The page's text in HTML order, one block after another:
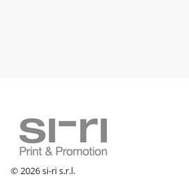
© 2026 si-ri s.r.l.